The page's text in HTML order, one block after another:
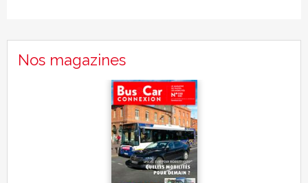
Nos magazines